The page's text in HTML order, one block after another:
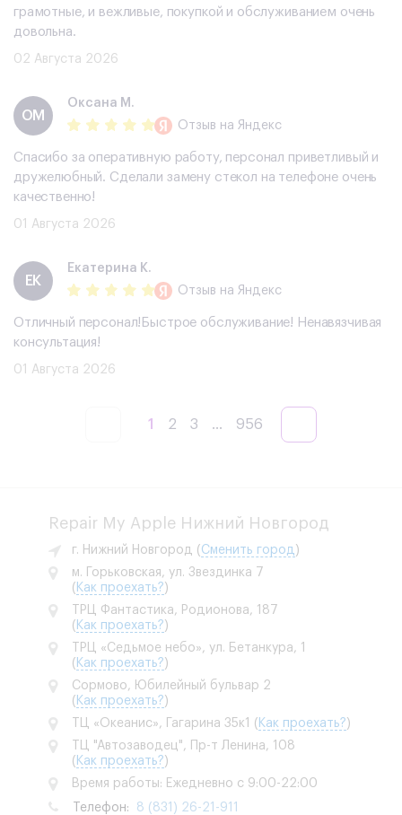
грамотные, и вежливые, покупкой и обслуживанием очень
довольна.
02 Августа 2026
ОМ
Оксана М.
Отзыв на Яндекс
Спасибо за оперативную работу, персонал приветливый и
дружелюбный. Сделали замену стекол на телефоне очень
качественно!
01 Августа 2026
ЕК
Екатерина К.
Отзыв на Яндекс
Отличный персонал!Быстрое обслуживание! Ненавязчивая
консультация!
01 Августа 2026
1 2 3 ... 956
Repair My Apple Нижний Новгород
г. Нижний Новгород ( Сменить город )
м. Горьковская, ул. Звездинка 7
( Как проехать?)
ТРЦ Фантастика, Родионова, 187
( Как проехать?)
ТРЦ «Седьмое небо», ул. Бетанкура, 1
( Как проехать?)
Сормово, Юбилейный бульвар 2
( Как проехать?)
ТЦ «Океанис», Гагарина 35к1 ( Как проехать?)
ТЦ "Автозаводец", Пр-т Ленина, 108
( Как проехать?)
Время работы: Ежедневно с 9:00-22:00
Телефон: 8 (831) 26-21-911